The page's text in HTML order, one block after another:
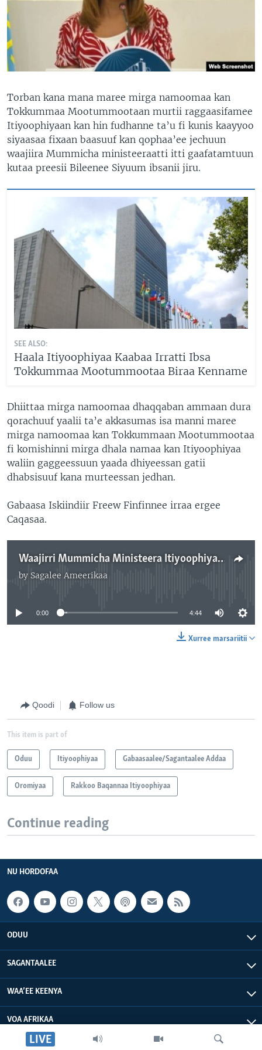
LIVE
Torban kana mana maree mirga namoomaa kan
Tokkummaa Mootummootaan murtii raggaasifamee
Itiyoophiyaan kan hin fudhanne ta’u fi kunis kaayyoo
siyaasaa fixaan baasuuf kan qophaa’ee jechuun
waajiira Mummicha ministeeraatti itti gaafatamtuun
kutaa preesii Bileenee Siyuum ibsanii jiru.
SEE ALSO:
Haala Itiyoophiyaa Kaabaa Irratti Ibsa
Tokkummaa Mootummootaa Biraa Kenname
Dhiittaa mirga namoomaa dhaqqaban ammaan dura
qorachuuf yaalii ta’e akkasumas isa manni maree
mirga namoomaa kan Tokkummaan Mootummootaa
fi komishinni mirga dhala namaa kan Itiyoophiyaa
waliin gaggeessuun yaada dhiyeessan gatii
dhabsisuuf kana murteessan jedhan.
Gabaasa Iskiindiir Freew Finfinnee irraa ergee
Caqasaa.
Waajirri Mummicha Ministeera Itiyoophiyaa Haala Yeroo Irratti Ibsa Kenne
by Sagalee Ameerikaa
No media source currently available
0:00 4:44
Xurree marsariitii
Qoodi Follow us
This item is part of
Oduu Itiyoophiyaa Gabaasaalee/Sagantaalee Addaa
Oromiyaa Rakkoo Baqannaa Itiyoophiyaa
Continue reading
NU HORDOFAA
ODUU
SAGANTAALEE
WAA’EE KEENYA
VOA AFRIKAA